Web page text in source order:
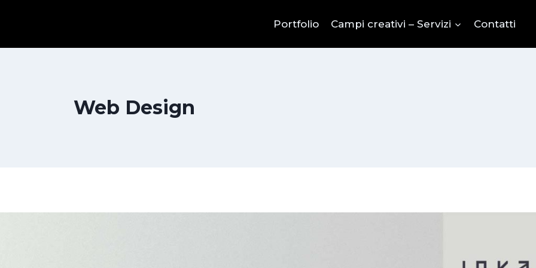
Portfolio Campi creativi – Servizi Contatti
Web Design